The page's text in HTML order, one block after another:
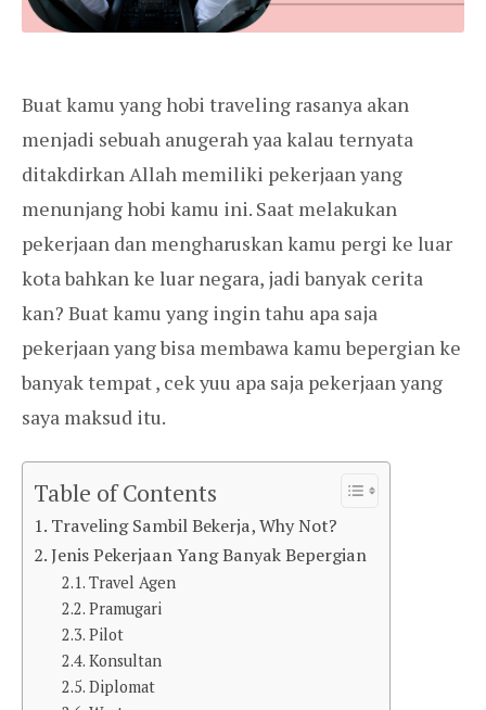
Buat kamu yang hobi traveling rasanya akan
menjadi sebuah anugerah yaa kalau ternyata
ditakdirkan Allah memiliki pekerjaan yang
menunjang hobi kamu ini. Saat melakukan
pekerjaan dan mengharuskan kamu pergi ke luar
kota bahkan ke luar negara, jadi banyak cerita
kan? Buat kamu yang ingin tahu apa saja
pekerjaan yang bisa membawa kamu bepergian ke
banyak tempat , cek yuu apa saja pekerjaan yang
saya maksud itu.
Table of Contents
Traveling Sambil Bekerja, Why Not?
Jenis Pekerjaan Yang Banyak Bepergian
Travel Agen
Pramugari
Pilot
Konsultan
Diplomat